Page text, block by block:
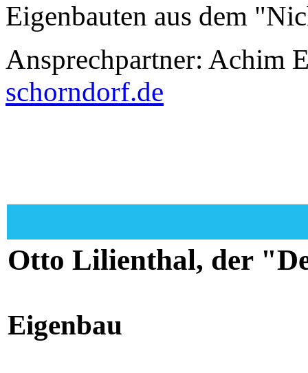
Eigenbauten aus dem
Ansprechpartner: Achim
schorndorf.de
Otto Lilienthal, der
Eigenbau